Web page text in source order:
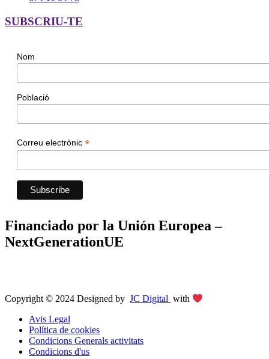
SUBSCRIU-TE
Nom
Població
Correu electrònic *
Financiado por la Unión Europea –
NextGenerationUE
Copyright © 2024 Designed by JC Digital with
Avis Legal
Política de cookies
Condicions Generals activitats
Condicions d'us